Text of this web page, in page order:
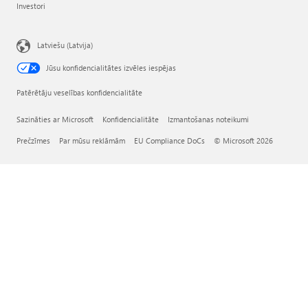
Investori
Latviešu (Latvija)
Jūsu konfidencialitātes izvēles iespējas
Patērētāju veselības konfidencialitāte
Sazināties ar Microsoft Konfidencialitāte Izmantošanas noteikumi
Prečzīmes Par mūsu reklāmām EU Compliance DoCs © Microsoft 2026